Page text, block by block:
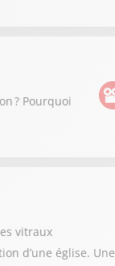
? Pourquoi
vitraux
d’une église. Une